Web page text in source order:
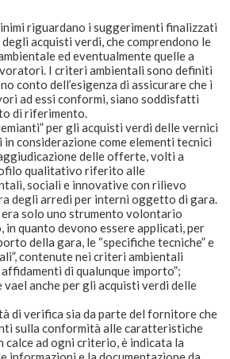
riguardano i suggerimenti finalizzati
acquisti verdi, che comprendono le
ed eventualmente quelle a
I criteri ambientali sono definiti
conto dell’esigenza di assicurare che i
ad essi conformi, siano soddisfatti
di riferimento.
per gli acquisti verdi delle vernici
in considerazione come elementi tecnici
delle offerte, volti a
qualitativo riferito alle
sociali e innovative con rilievo
degli arredi per interni oggetto di gara.
solo uno strumento volontario
in quanto devono essere applicati, per
della gara, le “specifiche tecniche” e
contenute nei criteri ambientali
di qualunque importo”;
anche per gli acquisti verdi delle
di verifica sia da parte del fornitore che
sulla conformità alle caratteristiche
calce ad ogni criterio, è indicata la